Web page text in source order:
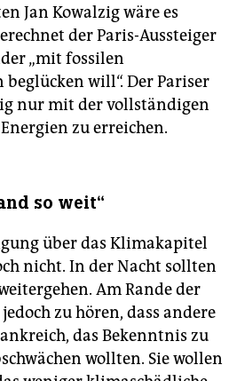
Jan Kowalzig wäre es
der Paris-Aussteiger
„mit fossilen
will“. Der Pariser
nur mit der vollständigen
zu erreichen.
so weit“
über das Klimakapitel
nicht. In der Nacht sollten
Am Rande der
zu hören, dass andere
das Bekenntnis zu
wollten. Sie wollen